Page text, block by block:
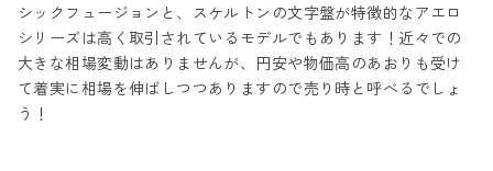
シックフュージョンと、スケルトンの文字盤が特徴的なアエロ
シリーズは高く取引されているモデルでもあります！近々での
大きな相場変動はありませんが、円安や物価高のあおりも受け
て着実に相場を伸ばしつつありますので売り時と呼べるでしょ
う！